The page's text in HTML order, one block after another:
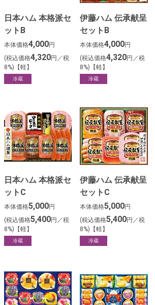
日本ハム 本格派セ
ットB
本体価格4,000円
(税込価格4,320円／税
8%)【軽】
冷蔵
伊藤ハム 伝承献呈
セットB
本体価格4,000円
(税込価格4,320円／税
8%)【軽】
冷蔵
日本ハム 本格派セ
ットC
本体価格5,000円
(税込価格5,400円／税
8%)【軽】
冷蔵
伊藤ハム 伝承献呈
セットC
本体価格5,000円
(税込価格5,400円／税
8%)【軽】
冷蔵